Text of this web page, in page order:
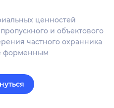
ценностей
и объектового
частного охранника
форменным